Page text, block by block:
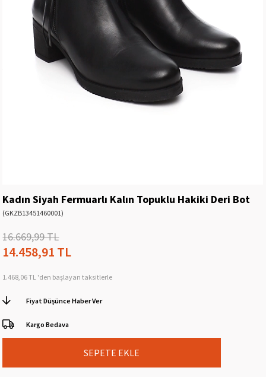
Kadın Siyah Fermuarlı Kalın Topuklu Hakiki Deri Bot
(GKZB13451460001)
16.669,99 TL
14.458,91 TL
1.468,06 TL 'den başlayan taksitlerle
Fiyat Düşünce Haber Ver
Kargo Bedava